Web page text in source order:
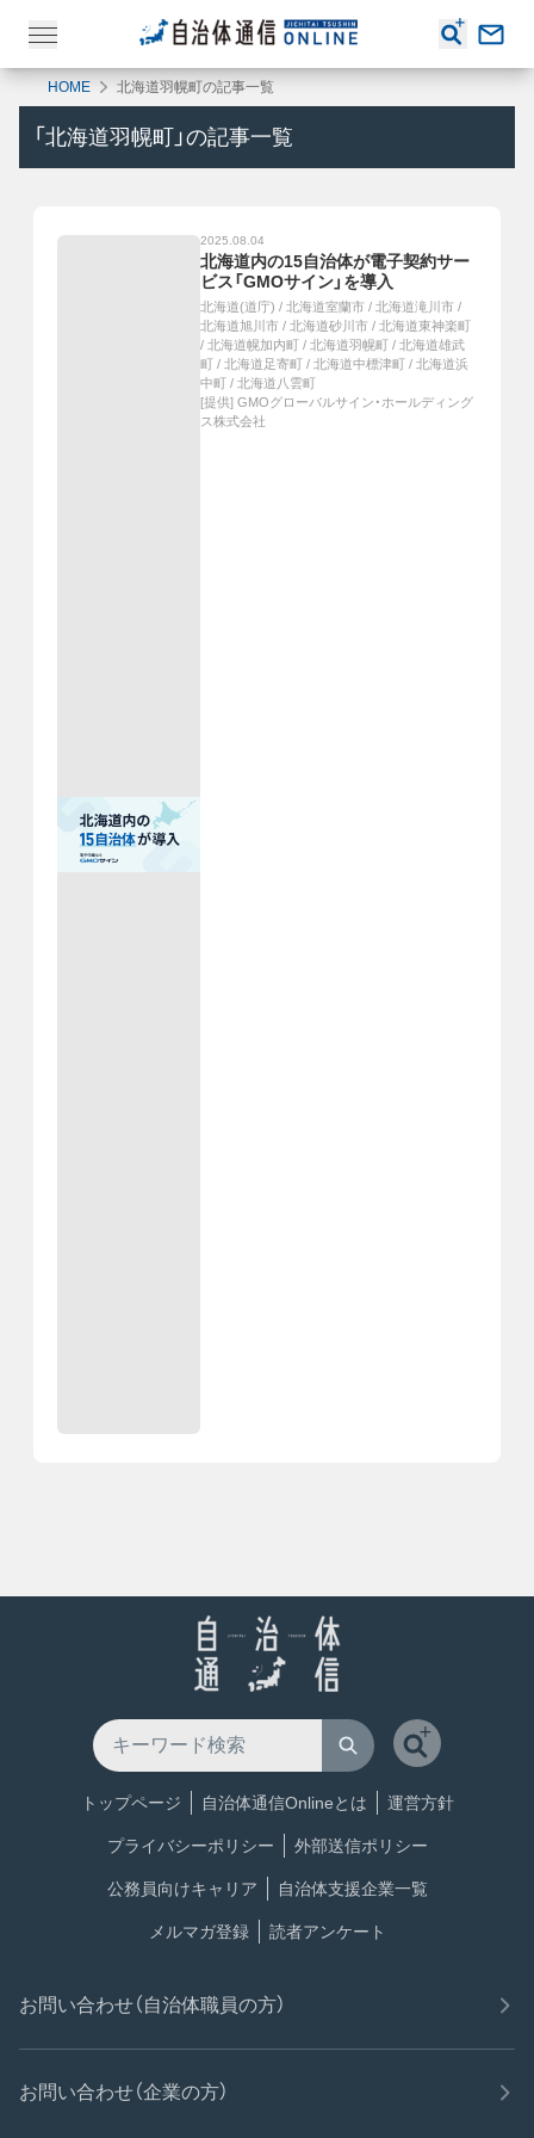
HOME 北海道羽幌町の記事一覧
「 北海道羽幌町 」の記事一覧
2025.08.04
北海道内の15自治体が電子契約サー
ビス「GMOサイン」を導入
北海道(道庁) / 北海道室蘭市 / 北海道滝川市 /
北海道旭川市 / 北海道砂川市 / 北海道東神楽町
/ 北海道幌加内町 / 北海道羽幌町 / 北海道雄武
町 / 北海道足寄町 / 北海道中標津町 / 北海道浜
中町 / 北海道八雲町
[提供] GMOグローバルサイン・ホールディング
ス株式会社
トップページ 自治体通信Onlineとは 運営方針
プライバシーポリシー 外部送信ポリシー
公務員向けキャリア 自治体支援企業一覧
メルマガ登録 読者アンケート
お問い合わせ（自治体職員の方）
お問い合わせ（企業の方）